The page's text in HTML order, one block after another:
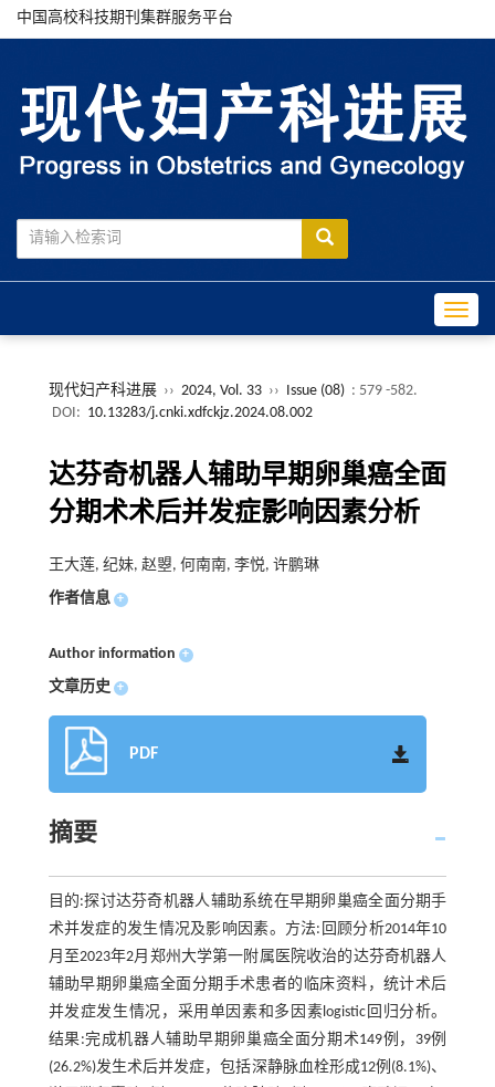
中国高校科技期刊集群服务平台
现代妇产科进展 ›› 2024, Vol. 33 ›› Issue (08) : 579 -582.
DOI: 10.13283/j.cnki.xdfckjz.2024.08.002
达芬奇机器人辅助早期卵巢癌全面
分期术术后并发症影响因素分析
王大莲, 纪妹, 赵曌, 何南南, 李悦, 许鹏琳
作者信息 +
Author information +
文章历史 +
PDF
摘要
目的:探讨达芬奇机器人辅助系统在早期卵巢癌全面分期手
术并发症的发生情况及影响因素。方法:回顾分析2014年10
月至2023年2月郑州大学第一附属医院收治的达芬奇机器人
辅助早期卵巢癌全面分期手术患者的临床资料，统计术后
并发症发生情况，采用单因素和多因素logistic回归分析。
结果:完成机器人辅助早期卵巢癌全面分期术149例，39例
(26.2%)发生术后并发症，包括深静脉血栓形成12例(8.1%)、